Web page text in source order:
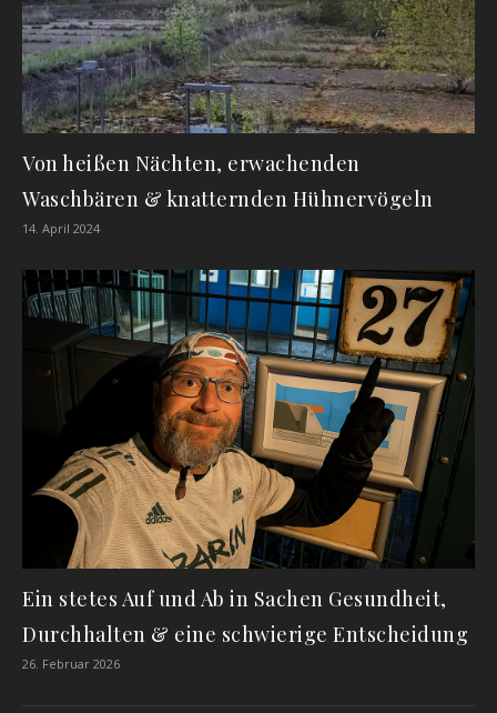
Von heißen Nächten, erwachenden
Waschbären & knatternden Hühnervögeln
14. April 2024
Ein stetes Auf und Ab in Sachen Gesundheit,
Durchhalten & eine schwierige Entscheidung
26. Februar 2026